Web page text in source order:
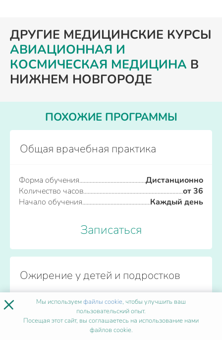
ДРУГИЕ МЕДИЦИНСКИЕ КУРСЫ
АВИАЦИОННАЯ И
КОСМИЧЕСКАЯ МЕДИЦИНА В
НИЖНЕМ НОВГОРОДЕ
ПОХОЖИЕ ПРОГРАММЫ
Общая врачебная практика
Форма обучения
Дистанционно
Количество часов
от 36
Начало обучения
Каждый день
Записаться
Ожирение у детей и подростков
Форма обучения
Дистанционно
Количество часов
от 36
× Мы используемфайлы cookie, чтобы улучшить ваш
пользовательский опыт.
Посещая этот сайт, вы соглашаетесь на использование нами
файлов cookie.